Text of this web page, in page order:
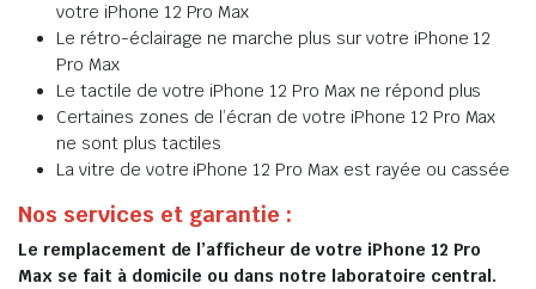
votre iPhone 12 Pro Max
Le rétro-éclairage ne marche plus sur votre iPhone 12
Pro Max
Le tactile de votre iPhone 12 Pro Max ne répond plus
Certaines zones de l’écran de votre iPhone 12 Pro Max
ne sont plus tactiles
La vitre de votre iPhone 12 Pro Max est rayée ou cassée
Nos services et garantie :
Le remplacement de l’afficheur de votre iPhone 12 Pro
Max se fait à domicile ou dans notre laboratoire central.